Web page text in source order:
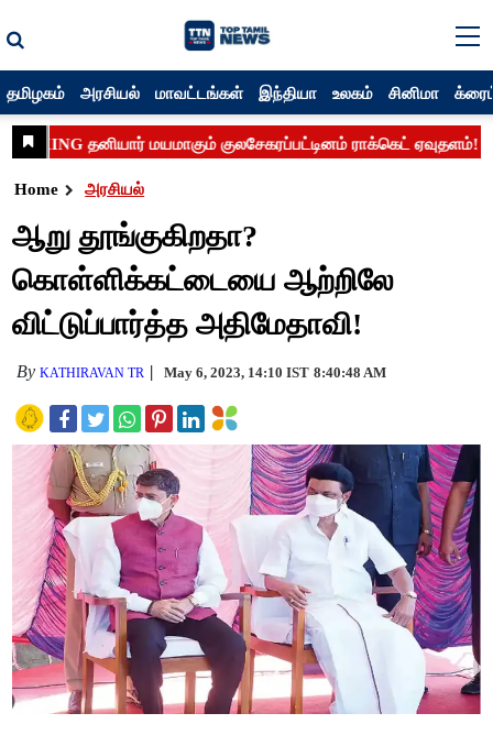
தமிழகம் அரசியல் மாவட்டங்கள் இந்தியா உலகம் சினிமா
Home அரசியல்
ஆறு தூங்குகிறதா?
கொள்ளிக்கட்டையை ஆற்றிலே
விட்டுப்பார்த்த அதிமேதாவி!
ByKATHIRAVAN TR May 6, 2023, 14:10 IST 8:40:48 AM